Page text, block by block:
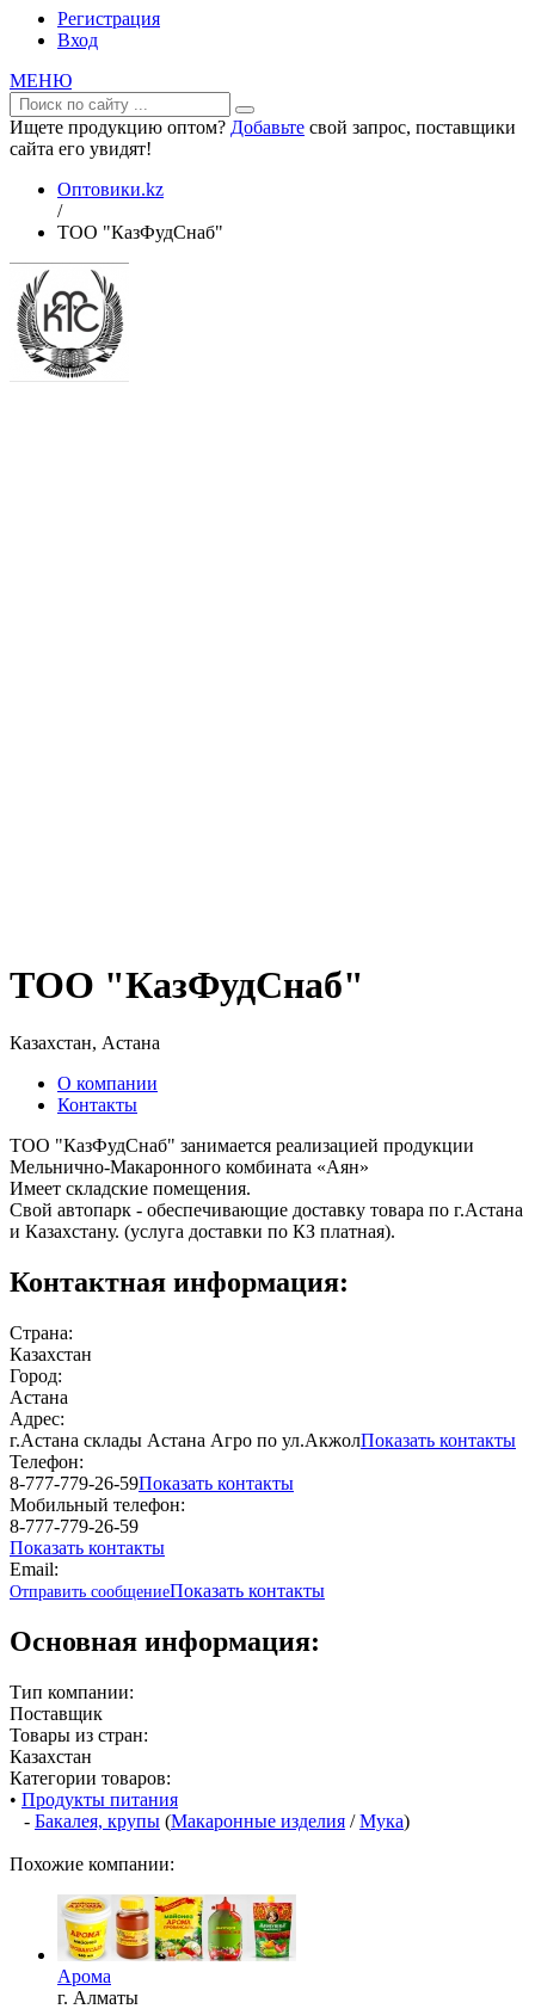
Регистрация
Вход
МЕНЮ
Ищете продукцию оптом? Добавьте свой запрос, поставщики
сайта его увидят!
Оптовики.kz
/
ТОО "КазФудСнаб"
ТОО "КазФудСнаб"
Казахстан, Астана
О компании
Контакты
ТОО "КазФудСнаб" занимается реализацией продукции
Мельнично-Макаронного комбината «Аян»
Имеет складские помещения.
Свой автопарк - обеспечивающие доставку товара по г.Астана
и Казахстану. (услуга доставки по КЗ платная).
Контактная информация:
Страна:
Казахстан
Город:
Астана
Адрес:
г.Астана склады Астана Агро по ул.АкжолПоказать контакты
Телефон:
8-777-779-26-59Показать контакты
Мобильный телефон:
8-777-779-26-59
Показать контакты
Email:
Отправить сообщениеПоказать контакты
Основная информация:
Тип компании:
Поставщик
Товары из стран:
Казахстан
Категории товаров:
• Продукты питания
- Бакалея, крупы (Макаронные изделия /Мука)
Похожие компании:
Арома
г. Алматы